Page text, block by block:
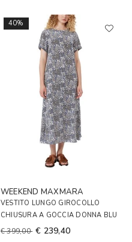
40%
WEEKEND MAXMARA
VESTITO LUNGO GIROCOLLO
CHIUSURA A GOCCIA DONNA BLU
€ 399,00 € 239,40